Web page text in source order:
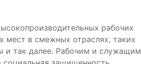
рабочих
мест в смежных отраслях, таких
и так далее. Рабочим и служащим